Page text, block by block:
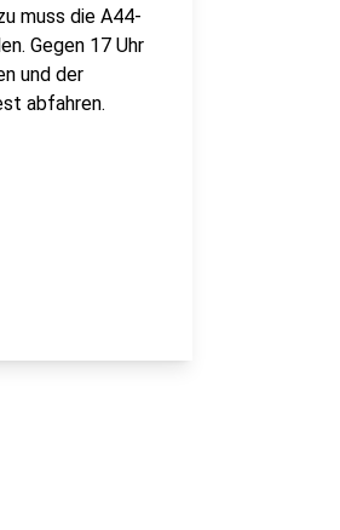
muss die A44-
Gegen 17 Uhr
und der
abfahren.